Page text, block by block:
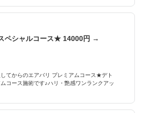
ペシャルコース★ 14000円 →
てからのエアバリ プレミアムコース★デト
コース施術です♪ハリ・艶感ワンランクアッ